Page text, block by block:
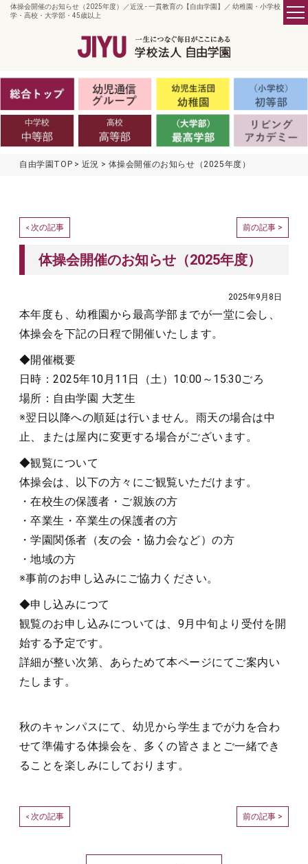
体操会開催のお知らせ（2025年度）／近況 - 一貫教育の【自由学園】／ 幼稚園・小学校・中
学・高校・大学部・45歳以上
自由学園TOP 近況 体操会開催のお知らせ（2025年度）
< 次の記事 前の記事 >
体操会開催のお知らせ（2025年度）
2025年9月8日
本年度も、幼稚園から最高学部までが一堂に会し、
体操会を下記の日程で開催いたします。
◆開催概要
日時：2025年10月11日（土）10:00～15:30ごろ
場所：自由学園 大芝生
※翌日以降への順延は行いません。雨天の場合は中
止、または屋内に変更する場合がございます。
◆観覧について
体操会は、以下の方々にご観覧いただけます。
・在校生の保護者・ご親族の方
・卒業生・卒業生の保護者の方
・学園関係者（友の会・協力会など）の方
・地域の方
※事前のお申し込みにご協力ください。
◆申し込みにつて
観覧のお申し込みについては、9月中旬より受付を開
始する予定です。
詳細が整い次第、あらためて本ページにてご案内い
たします。
秋のキャンパスにて、幼児から学生までが力を合わ
せて準備する体操会を、多くの皆さまとご一緒でき
ることを楽しみにしております。
< 次の記事 前の記事 >